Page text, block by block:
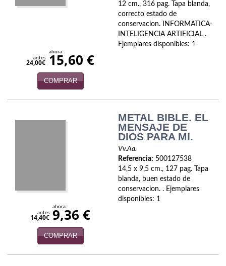
Terrorismo
12 cm., 316 pag. Tapa blanda,
correcto estado de
conservacion. INFORMATICA-
INTELIGENCIA ARTIFICIAL .
Ejemplares disponibles: 1
antes
24,00€
ahora:
15,60 €
COMPRAR
METAL BIBLE. EL
MENSAJE DE
DIOS PARA MI.
Vv.Aa.
Referencia: 500127538
14,5 x 9,5 cm., 127 pag. Tapa
blanda, buen estado de
conservacion. . Ejemplares
disponibles: 1
antes
14,40€
ahora:
9,36 €
COMPRAR